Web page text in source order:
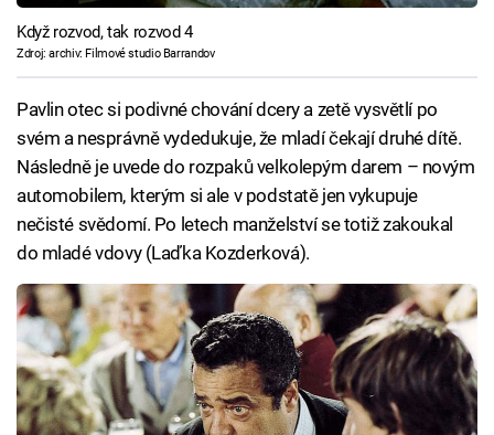
Když rozvod, tak rozvod 4
Zdroj: archiv: Filmové studio Barrandov
Pavlin otec si podivné chování dcery a zetě vysvětlí po
svém a nesprávně vydedukuje, že mladí čekají druhé dítě.
Následně je uvede do rozpaků velkolepým darem – novým
automobilem, kterým si ale v podstatě jen vykupuje
nečisté svědomí. Po letech manželství se totiž zakoukal
do mladé vdovy (Laďka Kozderková).